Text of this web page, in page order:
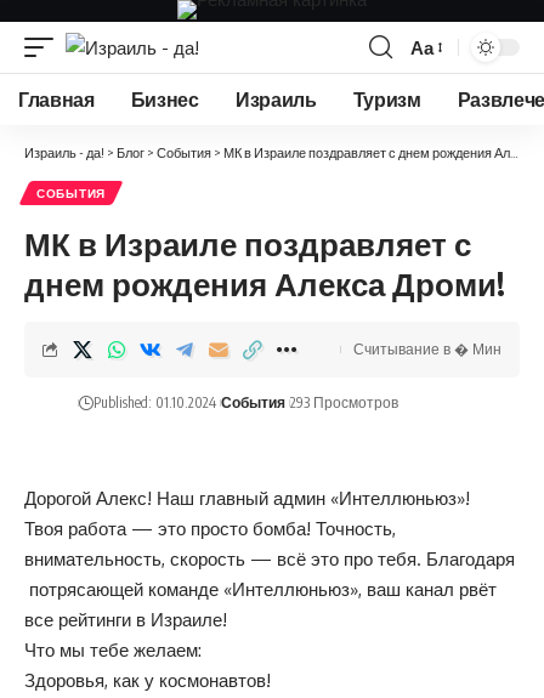
Изменение
размера
Аа
Главная Бизнес Израиль Туризм
Израиль - да! > Блог > События > МК в Израиле поздравляет с днем рождения Алекса Дроми!
СОБЫТИЯ
МК в Израиле поздравляет с
днем рождения Алекса Дроми!
Published: 01.10.2024 События 293 Просмотров
Считывание в � Мин
Дорогой Алекс! Наш главный админ «Интеллюньюз»!
Твоя работа — это просто бомба! Точность,
внимательность, скорость — всё это про тебя. Благодаря
потрясающей команде «Интеллюньюз», ваш канал рвёт
все рейтинги в Израиле!
Что мы тебе желаем:
Здоровья, как у космонавтов!